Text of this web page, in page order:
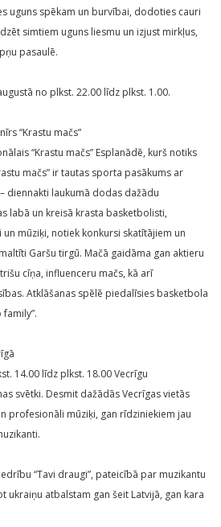
uguns spēkam un burvībai, dodoties cauri
simtiem uguns liesmu un izjust mirkļus,
pasaulē.
no plkst. 22.00 līdz plkst. 1.00.
“Krastu mačs”
“Krastu mačs” Esplanādē, kurš notiks
mačs” ir tautas sporta pasākums ar
diennakti laukumā dodas dažādu
labā un kreisā krasta basketbolisti,
mūziķi, notiek konkursi skatītājiem un
Garšu tirgū. Mačā gaidāma gan aktieru
cīņa, influenceru mačs, kā arī
Atklāšanas spēlē piedalīsies basketbola
family”.
14.00 līdz plkst. 18.00 Vecrīgu
svētki. Desmit dažādās Vecrīgas vietās
profesionāli mūziķi, gan rīdziniekiem jau
“Tavi draugi”, pateicībā par muzikantu
ukraiņu atbalstam gan šeit Latvijā, gan kara